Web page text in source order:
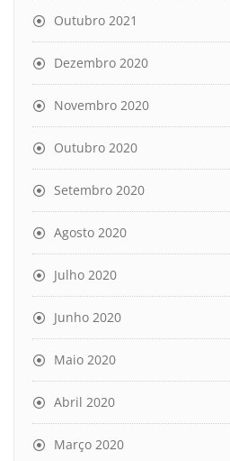
Outubro 2021
Dezembro 2020
Novembro 2020
Outubro 2020
Setembro 2020
Agosto 2020
Julho 2020
Junho 2020
Maio 2020
Abril 2020
Março 2020